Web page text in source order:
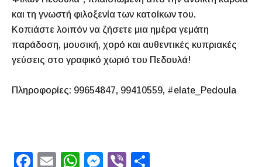
και τη γνωστή φιλοξενία των κατοίκων του.
Κοπιάστε λοιπόν να ζήσετε μια ημέρα γεμάτη
παράδοση, μουσική, χορό και αυθεντικές κυπριακές
γεύσεις στο γραφικό χωριό του Πεδουλά!
Πληροφορίες: 99654847, 99410559, #elate_Pedoula
F
E
W
M
Vi